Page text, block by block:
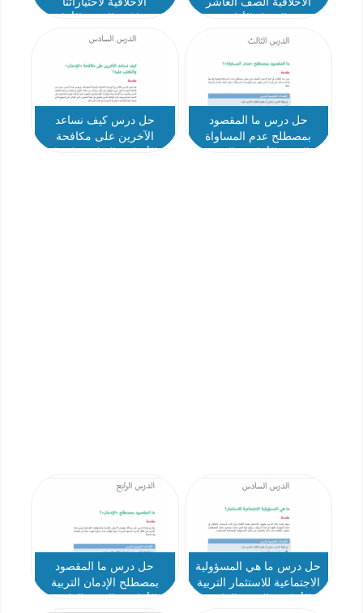
الصف العاشر
حل درس ما المقصود
بمصطلح عدم المساواة
حل درس كيف نساعد
الآخرين على مكافحة
حل درس ما هي المسؤولية
الاجتماعية للاستثمار التربية
حل درس ما المقصود
بمصطلح الإدمان التربية